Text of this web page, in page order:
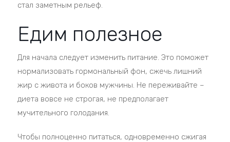
стал заметным рельеф.
Едим полезное
Для начала следует изменить питание. Это поможет
нормализовать гормональный фон, сжечь лишний
жир с живота и боков мужчины. Не переживайте –
диета вовсе не строгая, не предполагает
мучительного голодания.
Чтобы полноценно питаться, одновременно сжигая